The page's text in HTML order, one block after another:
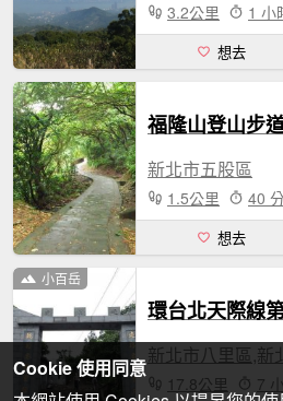
3.2公里 1 小
想去
福隆山登山步
新北市五股區
1.5公里 40
想去
小百岳
環台北天際線
17.8公里 7
Cookie 使用同意